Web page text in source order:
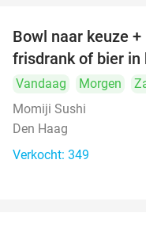
Bowl naar keuze
frisdrank of bier in
Vandaag Morgen
Momiji Sushi
Den Haag
Verkocht: 349